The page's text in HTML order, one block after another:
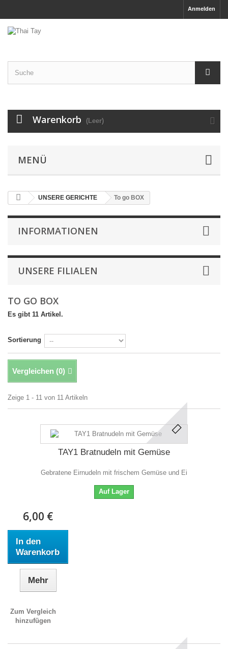
Anmelden
Warenkorb (Leer)
MENÜ
UNSERE GERICHTE To go BOX
INFORMATIONEN
UNSERE FILIALEN
TO GO BOX
Es gibt 11 Artikel.
Sortierung
Vergleichen (0)
Zeige 1 - 11 von 11 Artikeln
TAY1 Bratnudeln mit Gemüse
Gebratene Eirnudeln mit frischem Gemüse und Ei
Auf Lager
6,00 €
In den
Warenkorb
Mehr
Zum Vergleich
hinzufügen